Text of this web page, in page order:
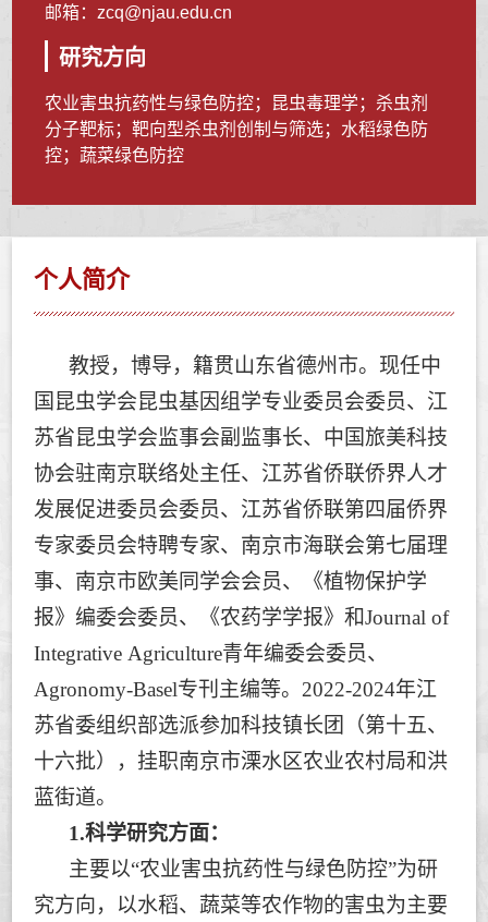
邮箱： zcq@njau.edu.cn
研究方向
农业害虫抗药性与绿色防控；昆虫毒理学；杀虫剂
分子靶标；靶向型杀虫剂创制与筛选；水稻绿色防
控；蔬菜绿色防控
个人简介
教授，博导，籍贯山东省德州市。现任中
国昆虫学会昆虫基因组学专业委员会委员、江
苏省昆虫学会监事会副监事长、中国旅美科技
协会驻南京联络处主任、江苏省侨联侨界人才
发展促进委员会委员、江苏省侨联第四届侨界
专家委员会特聘专家、南京市海联会第七届理
事、南京市欧美同学会会员、《植物保护学
报》编委会委员、《农药学学报》和Journal of
Integrative Agriculture青年编委会委员、
Agronomy-Basel专刊主编等。 2022-2024年江
苏省委组织部选派参加科技镇长团（第十五、
十六批），挂职南京市溧水区农业农村局和洪
蓝街道。
1.科学研究方面：
主要以“农业害虫抗药性与绿色防控”为研
究方向，以水稻、蔬菜等农作物的害虫为主要